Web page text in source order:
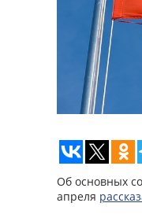
Об основных
апреля